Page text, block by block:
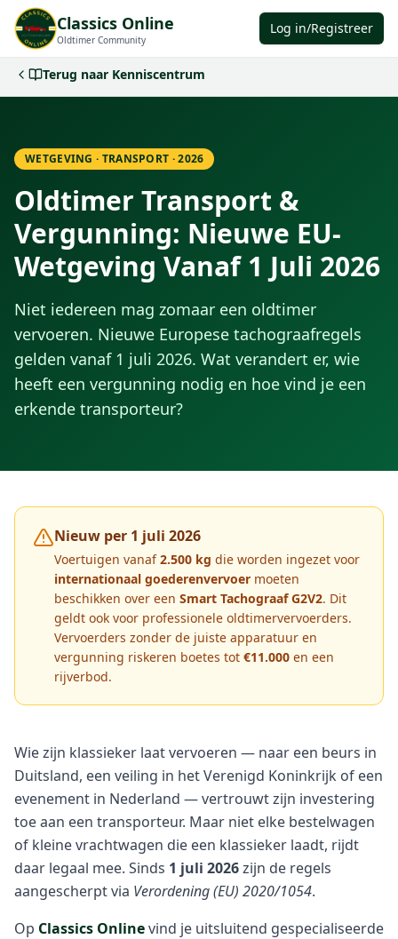
Classics Online
Oldtimer Community
Log in/Registreer
Terug naar Kenniscentrum
WETGEVING · TRANSPORT · 2026
Oldtimer Transport &
Vergunning: Nieuwe EU-
Wetgeving Vanaf 1 Juli 2026
Niet iedereen mag zomaar een oldtimer
vervoeren. Nieuwe Europese tachograafregels
gelden vanaf 1 juli 2026. Wat verandert er, wie
heeft een vergunning nodig en hoe vind je een
erkende transporteur?
Nieuw per 1 juli 2026
Voertuigen vanaf2.500 kg die worden ingezet voor
internationaal goederenvervoer moeten
beschikken over een Smart Tachograaf G2V2. Dit
geldt ook voor professionele oldtimervervoerders.
Vervoerders zonder de juiste apparatuur en
vergunning riskeren boetes tot €11.000 en een
rijverbod.
Wie zijn klassieker laat vervoeren — naar een beurs in
Duitsland, een veiling in het Verenigd Koninkrijk of een
evenement in Nederland — vertrouwt zijn investering
toe aan een transporteur. Maar niet elke bestelwagen
of kleine vrachtwagen die een klassieker laadt, rijdt
daar legaal mee. Sinds 1 juli 2026zijn de regels
aangescherpt via Verordening (EU) 2020/1054.
Op Classics Onlinevind je uitsluitend gespecialiseerde